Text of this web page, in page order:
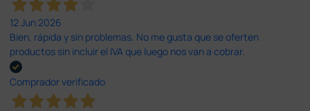
12 Jun 2026
Bien, rápida y sin problemas. No me gusta que se oferten
productos sin incluir el IVA que luego nos van a cobrar.
Comprador verificado